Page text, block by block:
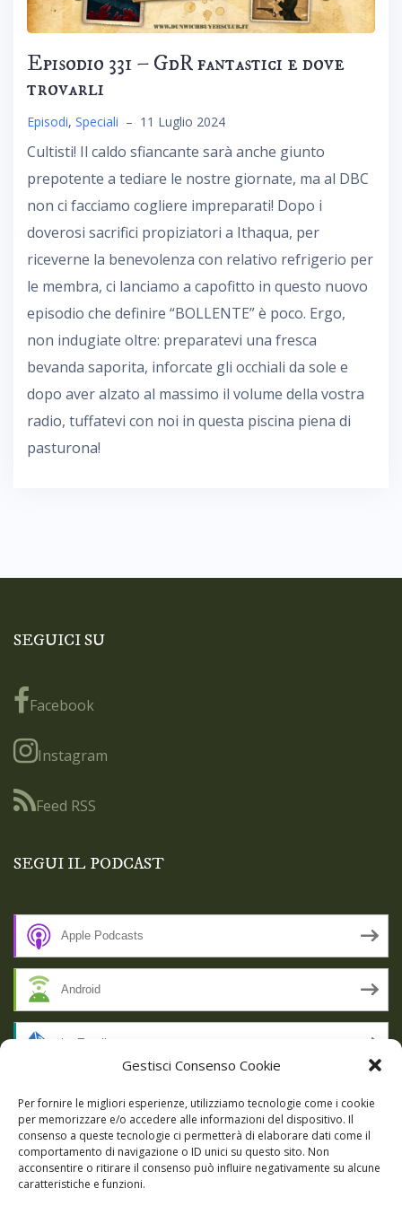
Gestisci Consenso Cookie
Per fornire le migliori esperienze, utilizziamo tecnologie come i cookie
per memorizzare e/o accedere alle informazioni del dispositivo. Il
consenso a queste tecnologie ci permetterà di elaborare dati come il
comportamento di navigazione o ID unici su questo sito. Non
acconsentire o ritirare il consenso può influire negativamente su alcune
caratteristiche e funzioni.
Episodio 331 – GdR fantastici e dove
trovarli
Episodi, Speciali – 11 Luglio 2024
Cultisti! Il caldo sfiancante sarà anche giunto
prepotente a tediare le nostre giornate, ma al DBC
non ci facciamo cogliere impreparati! Dopo i
doverosi sacrifici propiziatori a Ithaqua, per
riceverne la benevolenza con relativo refrigerio per
le membra, ci lanciamo a capofitto in questo nuovo
episodio che definire “BOLLENTE” è poco. Ergo,
non indugiate oltre: preparatevi una fresca
bevanda saporita, inforcate gli occhiali da sole e
dopo aver alzato al massimo il volume della vostra
radio, tuffatevi con noi in questa piscina piena di
pasturona!
SEGUICI SU
Facebook
Instagram
Feed RSS
SEGUI IL PODCAST
Apple Podcasts
Android
by Email
RSS
SSL SECURE